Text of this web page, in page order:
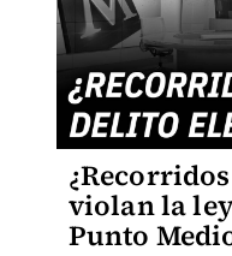
violan la
Punto